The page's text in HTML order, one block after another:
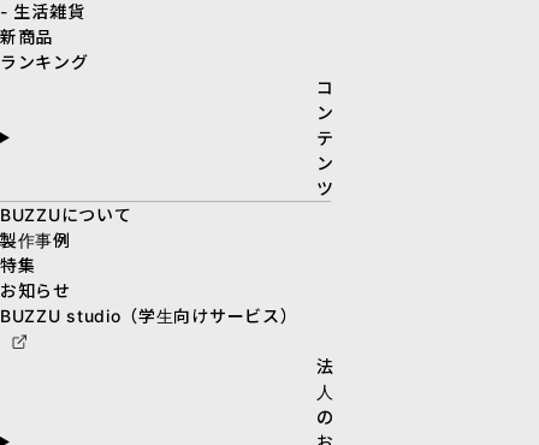
- 生活雑貨
新商品
ランキング
コ
ン
テ
ン
ツ
BUZZUについて
製作事例
特集
お知らせ
BUZZU studio（学生向けサービス）
法
人
の